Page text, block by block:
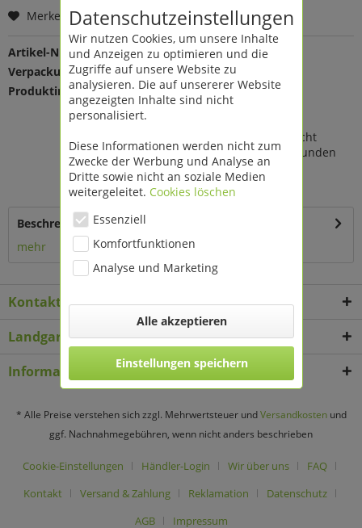
Merken
Artikel-Nr.:
209831
Verpackungseinheit:
1 St
Produktinfo:
Farbe: rot
Maße: Ø 10 H 15 cm
Material: Wachs, Kunststoff
Indoor, für 2 x AA Batterien (nicht
enthalten), mit 2, 4, 6 oder 8 Stunden
Timer und Dimmer über
Fernbedienung 209835
Beschreibung
mehr
Kontakt
Landgard Deko & Floristikbedarf
Informationen
* Alle Preise verstehen sich zzgl. Mehrwertsteuer undVersandkostenund
ggf. Nachnahmegebühren, wenn nicht anders beschrieben
Cookie-Einstellungen Händler-Login Wir über uns
FAQ
Kontakt
Versand & Zahlung Reklamation
Datenschutz
AGB
Impressum
Datenschutzeinstellungen
Wir nutzen Cookies, um unsere Inhalte
und Anzeigen zu optimieren und die
Zugriffe auf unsere Website zu
analysieren. Die auf unsererer Website
angezeigten Inhalte sind nicht
personalisiert.
Diese Informationen werden nicht zum
Zwecke der Werbung und Analyse an
Dritte sowie nicht an soziale Medien
weitergeleitet. Cookies löschen
Essenziell
Komfortfunktionen
Analyse und Marketing
Alle akzeptieren
Einstellungen speichern